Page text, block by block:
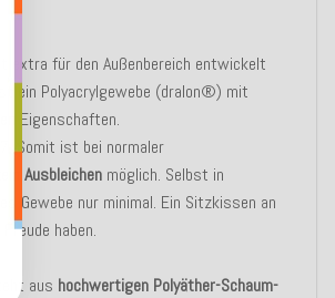
extra für den Außenbereich entwickelt
ein Polyacrylgewebe (dralon®) mit
Eigenschaften.
Somit ist bei normaler
kein Ausbleichen möglich. Selbst in
Gewebe nur minimal. Ein Sitzkissen an
haben.
aus hochwertigen Polyäther-Schaum-